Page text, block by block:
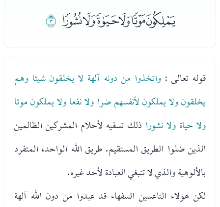
ﭡﭢﭣﭤﭥﭦ ﭧ
قوله تعالى : واتخذوا من دونه آلهة لا يخلقون شيئا وهم
يخلقون ولا يملكون لأنفسهم ضرا ولا نفعا ولا يملكون موتا
ولا حياة ولا نشورا ذلك تسفيه لأحلام المشركين الظالمين
الذين ضلوا الطريق المستقيم. طريق الله الواحد، المتفرد
بالألوهية والذي لا تنبغي العبادة لأحد غيره.
لكن هؤلاء التاعسين السفهاء قد عبدوا من دون الله آلهة